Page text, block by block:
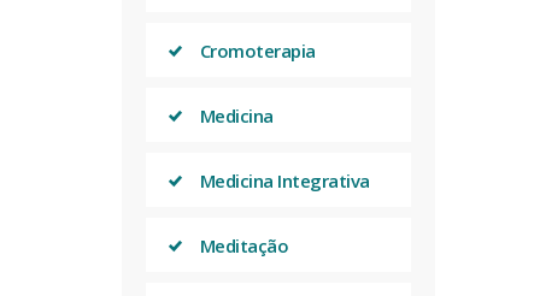
Cromoterapia
Medicina
Medicina Integrativa
Meditação